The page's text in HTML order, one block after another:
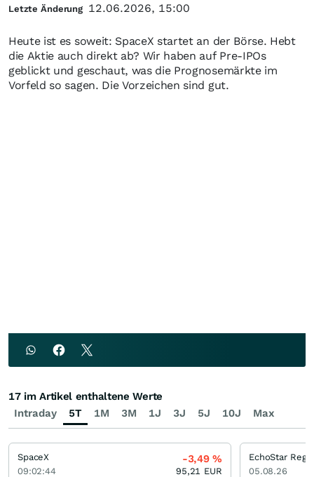
Heute ist es soweit: SpaceX startet an der Börse. Hebt
die Aktie auch direkt ab? Wir haben auf Pre-IPOs
geblickt und geschaut, was die Prognosemärkte im
Vorfeld so sagen. Die Vorzeichen sind gut.
Letzte Änderung 12.06.2026, 15:00
Intraday 5T 1M 3M 1J 3J 5J 10J Max
17 im Artikel enthaltene Werte
SpaceX
09:02:44
-3,49%
95,21 EUR
EchoStar
05.08.26